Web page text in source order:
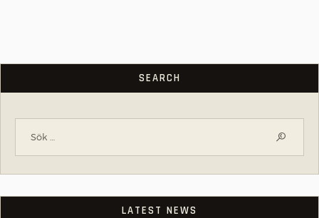
SEARCH
LATEST NEWS